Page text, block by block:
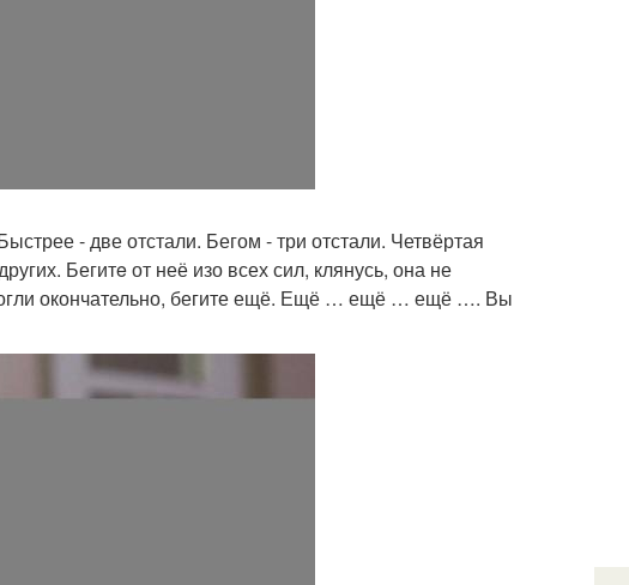
- две отстали. Бегом - три отстали. Четвёртая
Бегитe от неё изо всех сил, клянусь, она не
окончательно, бегите ещё. Ещё … ещё … ещё …. Вы